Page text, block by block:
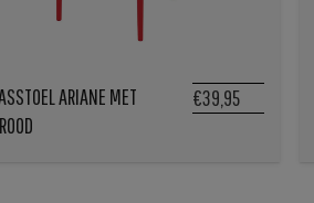
ARIANE MET
€39,95